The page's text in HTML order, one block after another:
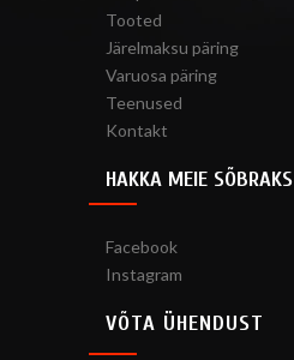
Tooted
Järelmaksu päring
Varuosa päring
Teenused
Kontakt
HAKKA MEIE SÕBRAKS
Facebook
Instagram
VÕTA ÜHENDUST